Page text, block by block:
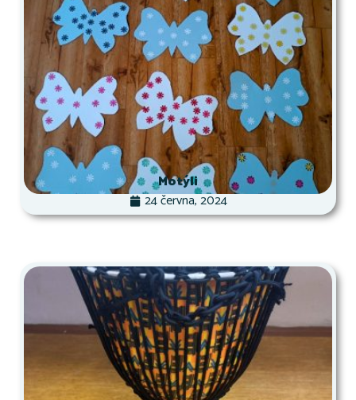
Motýli
24 června, 2024